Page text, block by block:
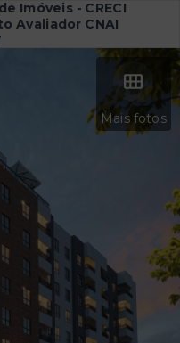
Imóveis - CRECI
Avaliador CNAI
Mais fotos